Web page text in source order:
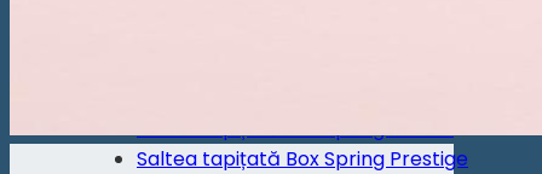
Saltea tapițată Box Spring Deluxe
Saltea tapițată Box Spring Prestige